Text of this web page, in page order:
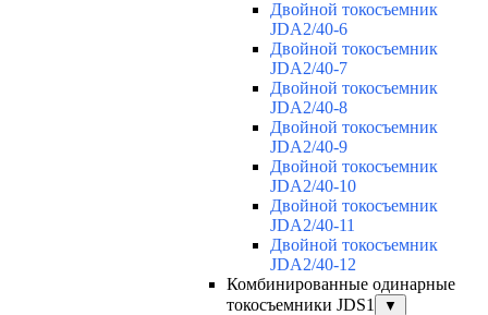
Двойной токосъемник
JDA2/40-6
Двойной токосъемник
JDA2/40-7
Двойной токосъемник
JDA2/40-8
Двойной токосъемник
JDA2/40-9
Двойной токосъемник
JDA2/40-10
Двойной токосъемник
JDA2/40-11
Двойной токосъемник
JDA2/40-12
Комбинированные одинарные
токосъемники JDS1
▼